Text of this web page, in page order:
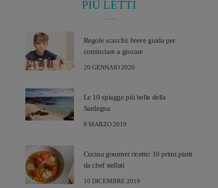
PIÙ LETTI
Regole scacchi: breve guida per
cominciare a giocare
20 GENNAIO 2020
Le 10 spiagge più belle della
Sardegna
8 MARZO 2019
Cucina gourmet ricette: 10 primi piatti
da chef stellati
10 DICEMBRE 2019